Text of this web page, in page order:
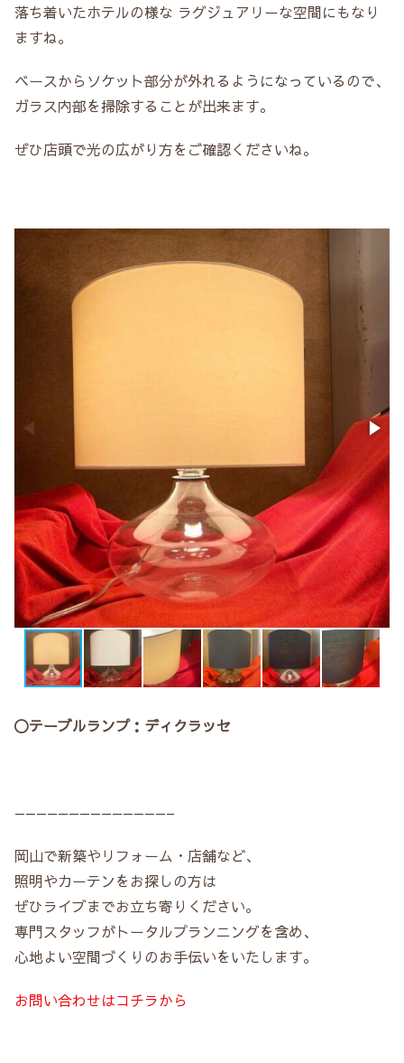
落ち着いたホテルの様な ラグジュアリーな空間にもなり
ますね。
ベースからソケット部分が外れるようになっているので、
ガラス内部を掃除することが出来ます。
ぜひ店頭で光の広がり方をご確認くださいね。
〇テーブルランプ：ディクラッセ
——————————————–
岡山で新築やリフォーム・店舗など、
照明やカーテンをお探しの方は
ぜひライブまでお立ち寄りください。
専門スタッフがトータルプランニングを含め、
心地よい空間づくりのお手伝いをいたします。
お問い合わせはコチラから